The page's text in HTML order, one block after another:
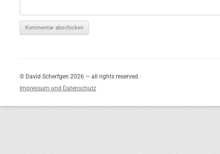
© David Scherfgen 2026 — all rights reserved.
Impressum und Datenschutz